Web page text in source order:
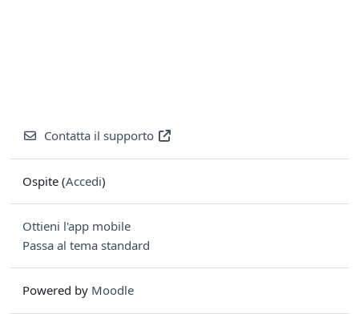
Contatta il supporto
Ospite (Accedi)
Ottieni l'app mobile
Passa al tema standard
Powered by Moodle